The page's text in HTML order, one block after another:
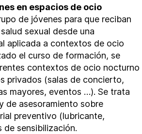
en espacios de ocio
de jóvenes para que reciban
sexual desde una
aplicada a contextos de ocio
el curso de formación, se
contextos de ocio nocturno
privados (salas de concierto,
mayores, eventos …). Se trata
de asesoramiento sobre
preventivo (lubricante,
de sensibilización.